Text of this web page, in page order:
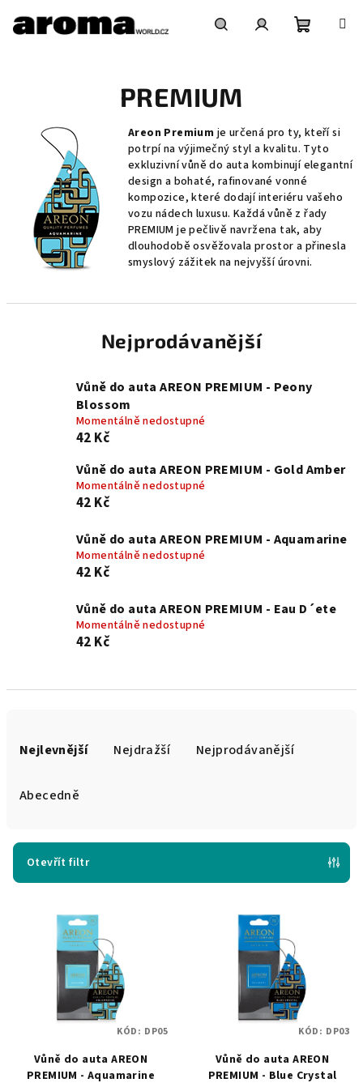
obsah
PREMIUM
Areon Premium je určená pro ty, kteří si
potrpí na výjimečný styl a kvalitu. Tyto
exkluzivní vůně do auta kombinují elegantní
design a bohaté, rafinované vonné
kompozice, které dodají interiéru vašeho
vozu nádech luxusu. Každá vůně z řady
PREMIUM je pečlivě navržena tak, aby
dlouhodobě osvěžovala prostor a přinesla
smyslový zážitek na nejvyšší úrovni.
Nejprodávanější
Vůně do auta AREON PREMIUM - Peony
Blossom
Momentálně nedostupné
42 Kč
Vůně do auta AREON PREMIUM - Gold Amber
Momentálně nedostupné
42 Kč
Vůně do auta AREON PREMIUM - Aquamarine
Momentálně nedostupné
42 Kč
Vůně do auta AREON PREMIUM - Eau D´ete
Momentálně nedostupné
42 Kč
r
Nejlevnější Nejdražší Nejprodávanější
Abecedně
Otevřít filtr
Vůně do auta AREON
PREMIUM - Aquamarine
KÓD: DP05
Vůně do auta AREON
PREMIUM - Blue Crystal
KÓD: DP03